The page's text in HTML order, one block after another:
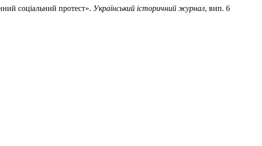
соціальний протест». Український історичний журнал, вип. 6